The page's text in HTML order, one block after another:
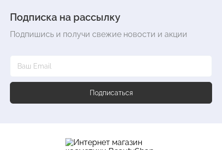
Подписка на рассылку
Подпишись и получи свежие новости и акции
Подписаться